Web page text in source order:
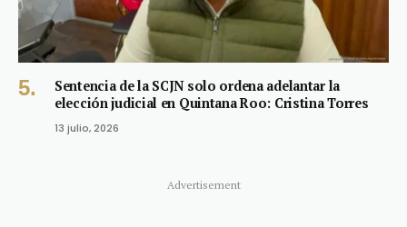
Sentencia de la SCJN solo ordena adelantar la
elección judicial en Quintana Roo: Cristina Torres
13 julio, 2026
Advertisement